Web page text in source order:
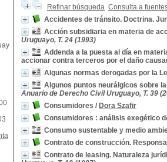
Refinar búsqueda Consulta a
Accidentes de tránsito. Doctrina.
Acción subsidiaria en materia de
Uruguayo, T. 24 (1993)
Addenda a la puesta al día en
accionar contra terceros por el daño
Algunas normas derogadas por la
Algunos puntos neurálgicos sobre
Anuario de Derecho Civil Uruguayo, T. 39
Consumidores / Dora Szafir
Consumidores : análisis exegético
Consumo sustentable y medio
Contrato de construcción.
Contrato de leasing. Naturaleza